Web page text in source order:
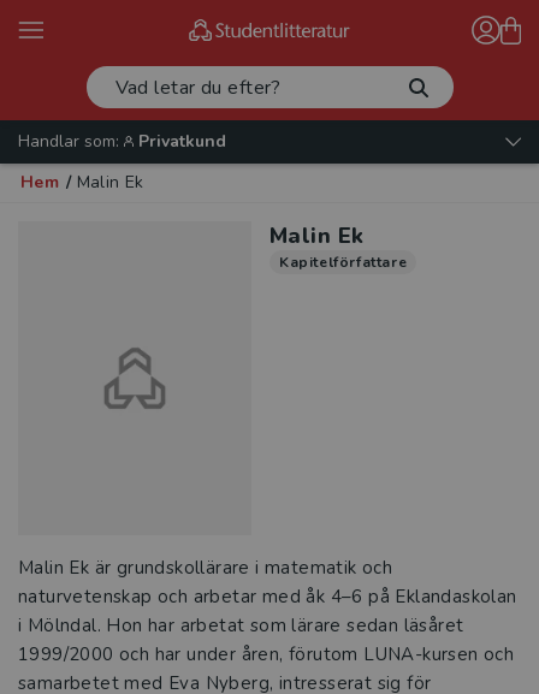
Handlar som:
Privatkund
Hem / Malin Ek
Malin Ek
Kapitelförfattare
Malin Ek är grundskollärare i matematik och
naturvetenskap och arbetar med åk 4–6 på Eklandaskolan
i Mölndal. Hon har arbetat som lärare sedan läsåret
1999/2000 och har under åren, förutom LUNA-kursen och
samarbetet med Eva Nyberg, intresserat sig för